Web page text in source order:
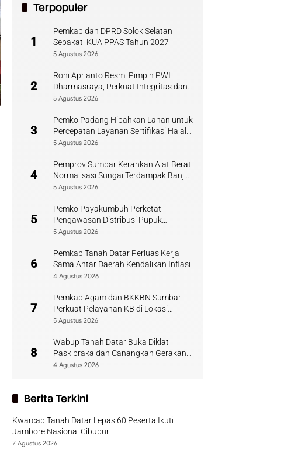
Terpopuler
1
Pemkab dan DPRD Solok Selatan
Sepakati KUA PPAS Tahun 2027
5 Agustus 2026
2
Roni Aprianto Resmi Pimpin PWI
Dharmasraya, Perkuat Integritas dan
Kompetensi Jurnalis
5 Agustus 2026
3
Pemko Padang Hibahkan Lahan untuk
Percepatan Layanan Sertifikasi Halal
di Sumbar
5 Agustus 2026
4
Pemprov Sumbar Kerahkan Alat Berat
Normalisasi Sungai Terdampak Banjir
Kuranji
5 Agustus 2026
5
Pemko Payakumbuh Perketat
Pengawasan Distribusi Pupuk
Bersubsidi bagi Petani Lokal
5 Agustus 2026
6
Pemkab Tanah Datar Perluas Kerja
Sama Antar Daerah Kendalikan Inflasi
4 Agustus 2026
7
Pemkab Agam dan BKKBN Sumbar
Perkuat Pelayanan KB di Lokasi
Bencana
5 Agustus 2026
8
Wabup Tanah Datar Buka Diklat
Paskibraka dan Canangkan Gerakan
Bendera
4 Agustus 2026
Berita Terkini
Kwarcab Tanah Datar Lepas 60 Peserta Ikuti
Jambore Nasional Cibubur
7 Agustus 2026